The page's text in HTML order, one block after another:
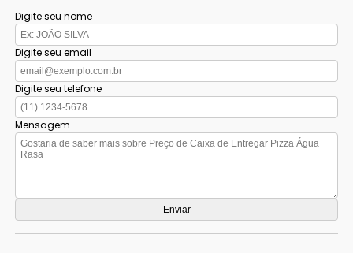
Digite seu nome
Digite seu email
Digite seu telefone
Mensagem